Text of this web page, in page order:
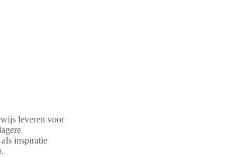
leveren voor
inspiratie
.